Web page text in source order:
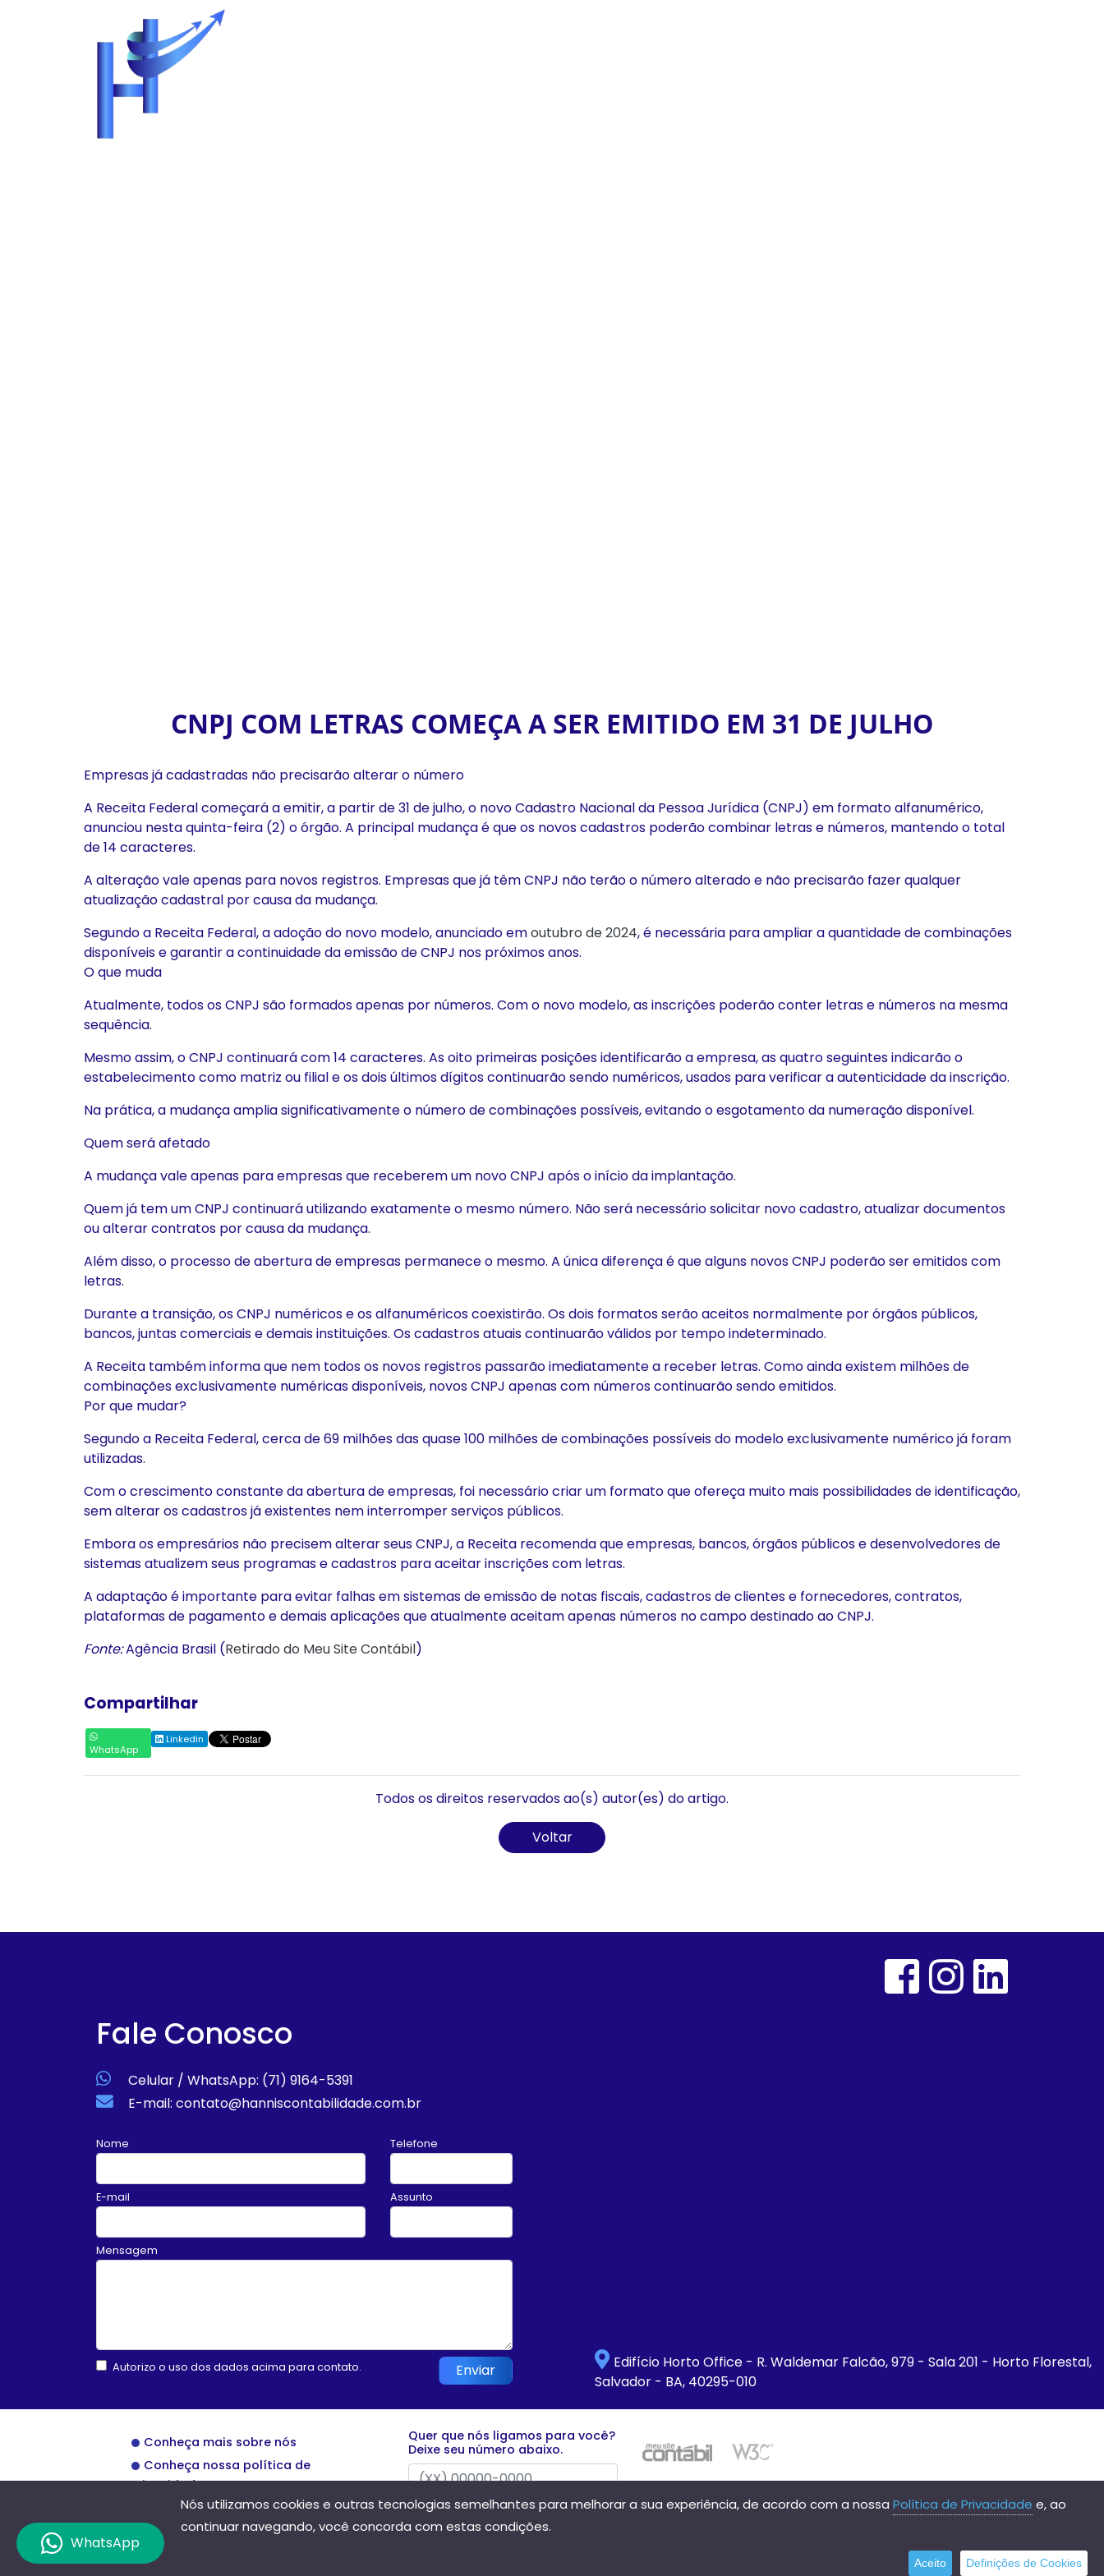
CNPJ COM LETRAS COMEÇA A SER EMITIDO EM 31 DE JULHO
Empresas já cadastradas não precisarão alterar o número
A Receita Federal começará a emitir, a partir de 31 de julho, o novo Cadastro Nacional da Pessoa Jurídica (CNPJ) em formato alfanumérico,
anunciou nesta quinta-feira (2) o órgão. A principal mudança é que os novos cadastros poderão combinar letras e números, mantendo o total
de 14 caracteres.
A alteração vale apenas para novos registros. Empresas que já têm CNPJ não terão o número alterado e não precisarão fazer qualquer
atualização cadastral por causa da mudança.
Segundo a Receita Federal, a adoção do novo modelo, anunciado emoutubro de 2024, é necessária para ampliar a quantidade de combinações
disponíveis e garantir a continuidade da emissão de CNPJ nos próximos anos.
O que muda
Atualmente, todos os CNPJ são formados apenas por números. Com o novo modelo, as inscrições poderão conter letras e números na mesma
sequência.
Mesmo assim, o CNPJ continuará com 14 caracteres. As oito primeiras posições identificarão a empresa, as quatro seguintes indicarão o
estabelecimento como matriz ou filial e os dois últimos dígitos continuarão sendo numéricos, usados para verificar a autenticidade da inscrição.
Na prática, a mudança amplia significativamente o número de combinações possíveis, evitando o esgotamento da numeração disponível.
Quem será afetado
A mudança vale apenas para empresas que receberem um novo CNPJ após o início da implantação.
Quem já tem um CNPJ continuará utilizando exatamente o mesmo número. Não será necessário solicitar novo cadastro, atualizar documentos
ou alterar contratos por causa da mudança.
Além disso, o processo de abertura de empresas permanece o mesmo. A única diferença é que alguns novos CNPJ poderão ser emitidos com
letras.
Durante a transição, os CNPJ numéricos e os alfanuméricos coexistirão. Os dois formatos serão aceitos normalmente por órgãos públicos,
bancos, juntas comerciais e demais instituições. Os cadastros atuais continuarão válidos por tempo indeterminado.
A Receita também informa que nem todos os novos registros passarão imediatamente a receber letras. Como ainda existem milhões de
combinações exclusivamente numéricas disponíveis, novos CNPJ apenas com números continuarão sendo emitidos.
Por que mudar?
Segundo a Receita Federal, cerca de 69 milhões das quase 100 milhões de combinações possíveis do modelo exclusivamente numérico já foram
utilizadas.
Com o crescimento constante da abertura de empresas, foi necessário criar um formato que ofereça muito mais possibilidades de identificação,
sem alterar os cadastros já existentes nem interromper serviços públicos.
Embora os empresários não precisem alterar seus CNPJ, a Receita recomenda que empresas, bancos, órgãos públicos e desenvolvedores de
sistemas atualizem seus programas e cadastros para aceitar inscrições com letras.
A adaptação é importante para evitar falhas em sistemas de emissão de notas fiscais, cadastros de clientes e fornecedores, contratos,
plataformas de pagamento e demais aplicações que atualmente aceitam apenas números no campo destinado ao CNPJ.
Fonte:Agência Brasil (Retirado do Meu Site Contábil)
Compartilhar
WhatsApp
Linkedin
Todos os direitos reservados ao(s) autor(es) do artigo.
Voltar
Fale Conosco
Celular / WhatsApp: (71) 9164-5391
E-mail: contato@hanniscontabilidade.com.br
Nome Telefone
E-mail Assunto
Mensagem
Autorizo o uso dos dados acima para contato. Enviar
Edifício Horto Office - R. Waldemar Falcão, 979 - Sala 201 - Horto Florestal,
Salvador - BA, 40295-010
Conheça mais sobre nós
Conheça nossa política de
privacidade
Quer que nós ligamos para você?
Deixe seu número abaixo.
Enviar
WhatsApp
Nós utilizamos cookies e outras tecnologias semelhantes para melhorar a sua experiência, de acordo com a nossa Política de Privacidade e, ao
continuar navegando, você concorda com estas condições.
Aceito Definições de Cookies